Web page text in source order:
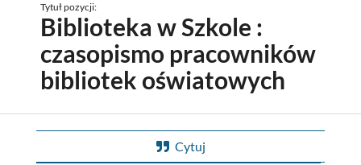
Tytuł pozycji:
Biblioteka w Szkole :
czasopismo pracowników
bibliotek oświatowych
Cytuj